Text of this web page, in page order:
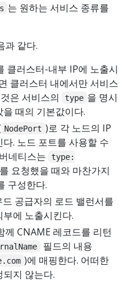
는 원하는 서비스 종류를
과 같다.
클러스터-내부 IP에 노출시
클러스터 내에서만 서비스
은 서비스의
type 을 명시
때의 기본값이다.
NodePort )로 각 노드의 IP
. 노드 포트를 사용할 수
네티스는
type:
요청했을 때와 마찬가지
구성한다.
드 공급자의 로드 밸런서를
에 노출시킨다.
께 CNAME 레코드를 리턴
필드의 내용
)에 매핑한다. 어떠한
지 않는다.